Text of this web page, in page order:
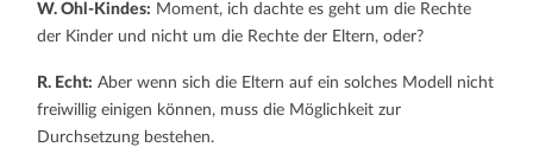
W. Ohl-Kindes: Moment, ich dachte es geht um die Rechte
der Kinder und nicht um die Rechte der Eltern, oder?
R. Echt: Aber wenn sich die Eltern auf ein solches Modell nicht
freiwillig einigen können, muss die Möglichkeit zur
Durchsetzung bestehen.